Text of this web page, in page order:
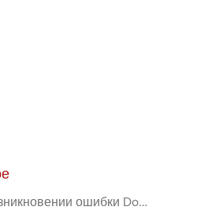
Download interrupted в Chrome - «Windows»